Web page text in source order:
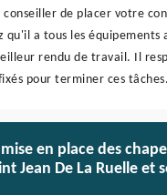
conseiller de placer votre
qu'il a tous les équipements
rendu de travail. Il
pour terminer ces tâches.
en place des
Jean De La Ruelle et